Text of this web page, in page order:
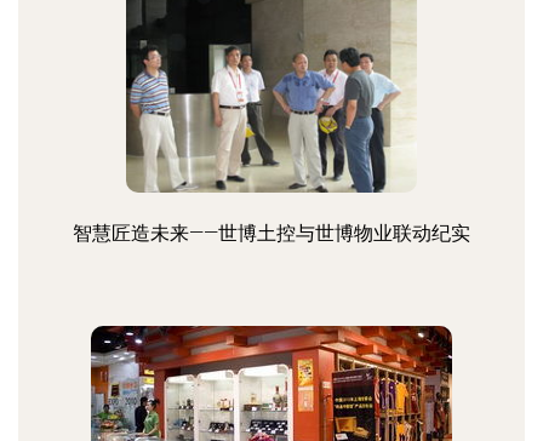
智慧匠造未来——世博土控与世博物业联动纪实